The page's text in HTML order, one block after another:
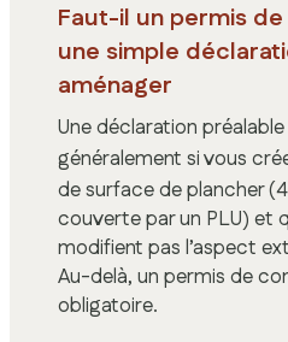
Faut-il un permis
une simple
aménager
Une déclaration
généralement si vous
de surface de plancher
couverte par un PLU) et
modifient pas l’aspect
Au-delà, un permis de
obligatoire.